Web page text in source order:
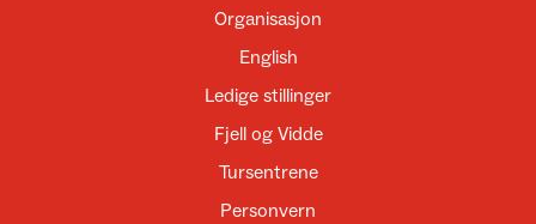
Organisasjon
English
Ledige stillinger
Fjell og Vidde
Tursentrene
Personvern